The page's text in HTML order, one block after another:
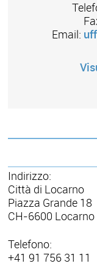
Email:
Indirizzo:
Città di Locarno
Piazza Grande 18
CH-6600 Locarno
Telefono:
+41 91 756 31 11